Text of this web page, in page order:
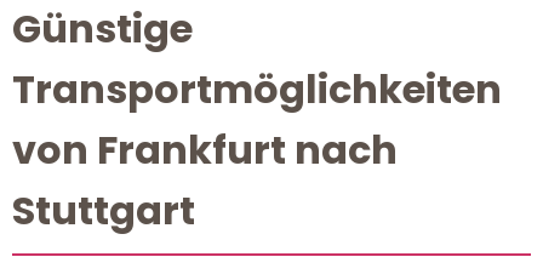
Günstige
Transportmöglichkeiten
von Frankfurt nach
Stuttgart